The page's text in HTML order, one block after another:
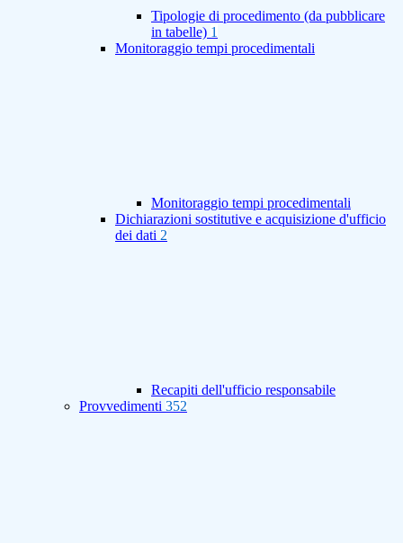
Tipologie di procedimento (da pubblicare
in tabelle) 1
Monitoraggio tempi procedimentali
Monitoraggio tempi procedimentali
Dichiarazioni sostitutive e acquisizione d'ufficio
dei dati 2
Recapiti dell'ufficio responsabile
Provvedimenti 352